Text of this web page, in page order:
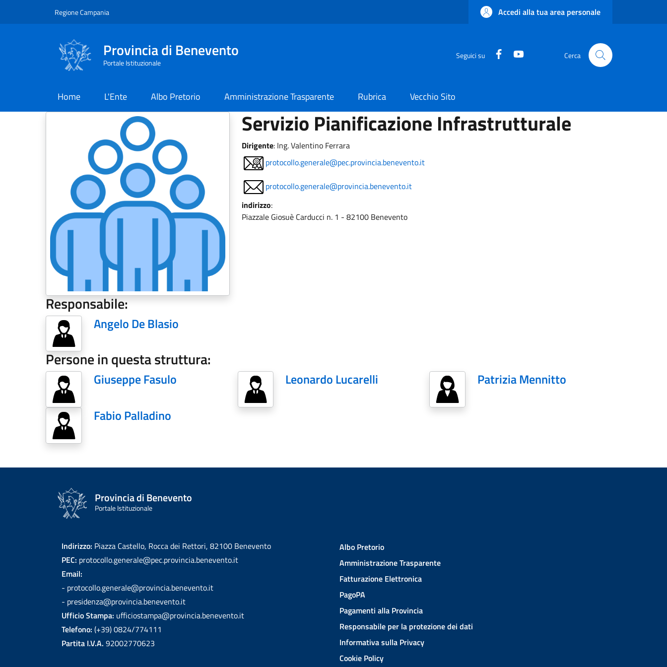
Regione Campania Accedi alla tua area personale
Provincia di Benevento
Portale Istituzionale
Seguici su Facebook Cerca
Home L'Ente Albo Pretorio Amministrazione Trasparente Rubrica Vecchio Sito
Servizio Pianificazione Infrastrutturale
Dirigente: Ing. Valentino Ferrara
protocollo.generale@pec.provincia.benevento.it
protocollo.generale@provincia.benevento.it
indirizzo:
Piazzale Giosuè Carducci n. 1 - 82100 Benevento
Responsabile:
Angelo De Blasio
Persone in questa struttura:
Giuseppe Fasulo Leonardo Lucarelli Patrizia Mennitto
Fabio Palladino
Provincia di Benevento
Portale Istituzionale
Indirizzo: Piazza Castello, Rocca dei Rettori, 82100 Benevento
PEC: protocollo.generale@pec.provincia.benevento.it
Email:
- protocollo.generale@provincia.benevento.it
- presidenza@provincia.benevento.it
Ufficio Stampa: ufficiostampa@provincia.benevento.it
Telefono: (+39) 0824/774111
Partita I.V.A. 92002770623
Albo Pretorio
Amministrazione Trasparente
Fatturazione Elettronica
PagoPA
Pagamenti alla Provincia
Responsabile per la protezione dei dati
Informativa sulla Privacy
Cookie Policy